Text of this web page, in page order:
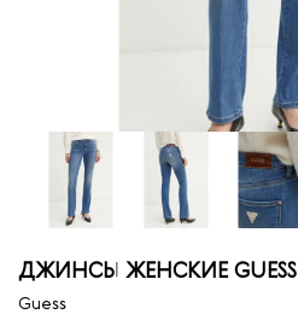
ДЖИНСЫ ЖЕНСКИЕ GUESS
Guess